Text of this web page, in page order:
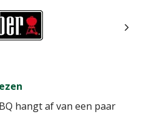
hangt af van een paar